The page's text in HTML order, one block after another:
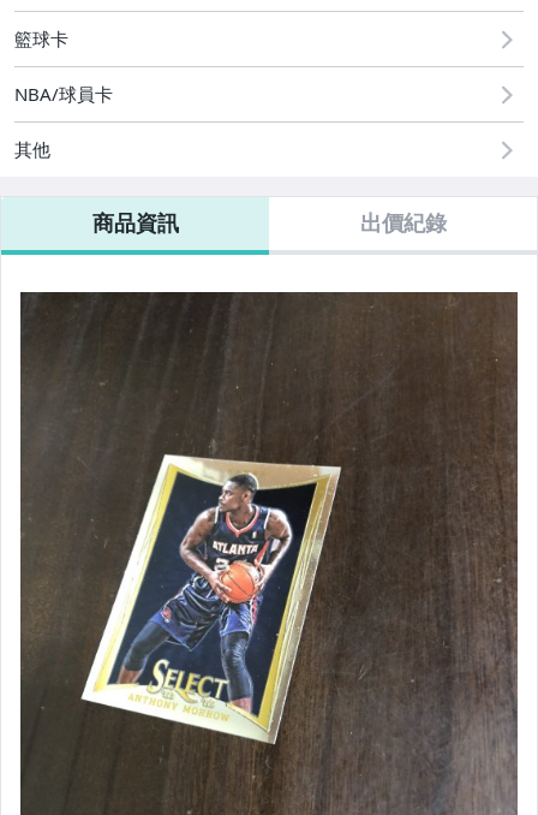
籃球卡
NBA/球員卡
其他
商品資訊 出價紀錄